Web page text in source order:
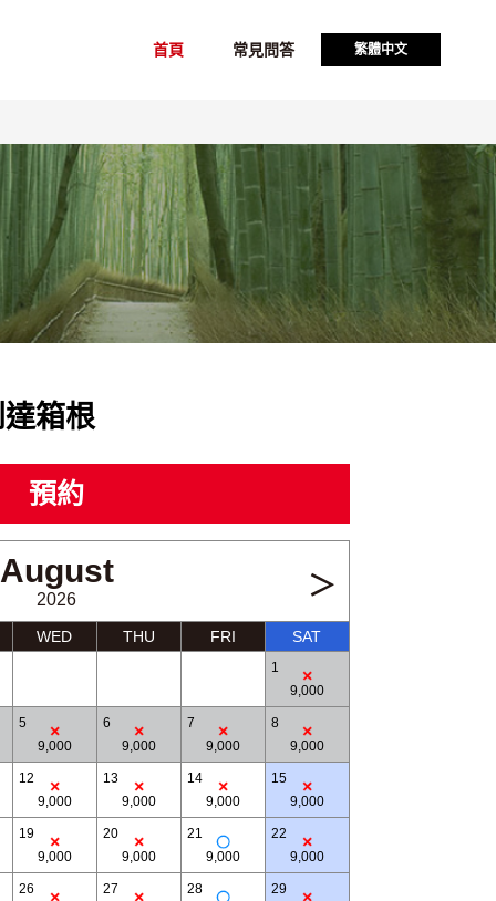
首頁 常見問答 繁體中文
箱根
Kawaguchiko Area (Summer image)
預約
August
2026 ＞
WED THU FRI SAT
1
9,000
5
9,000
6
9,000
7
9,000
8
9,000
12
9,000
13
9,000
14
9,000
15
9,000
19
9,000
20
9,000
21
9,000
22
9,000
26
27
28
29